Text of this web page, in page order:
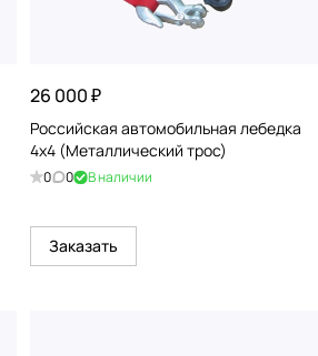
26 000 ₽
Российская автомобильная лебедка
4x4 (Металлический трос)
0 0 В наличии
Заказать